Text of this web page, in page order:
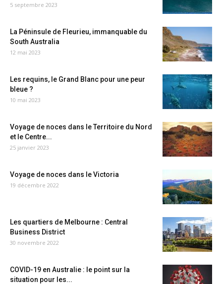
5 septembre 2023
La Péninsule de Fleurieu, immanquable du
South Australia
12 mai 2023
Les requins, le Grand Blanc pour une peur
bleue ?
10 mai 2023
Voyage de noces dans le Territoire du Nord
et le Centre...
25 janvier 2023
Voyage de noces dans le Victoria
19 décembre 2022
Les quartiers de Melbourne : Central
Business District
30 novembre 2022
COVID-19 en Australie : le point sur la
situation pour les...